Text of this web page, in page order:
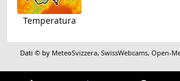
Temperatura
Dati © by MeteoSvizzera,SwissWebcams,Open-